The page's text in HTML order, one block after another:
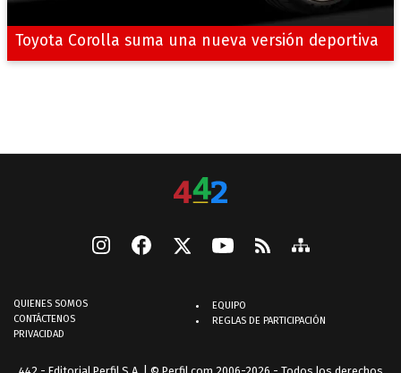
Toyota Corolla suma una nueva versión deportiva
QUIENES SOMOS
CONTÁCTENOS
PRIVACIDAD
EQUIPO
REGLAS DE PARTICIPACIÓN